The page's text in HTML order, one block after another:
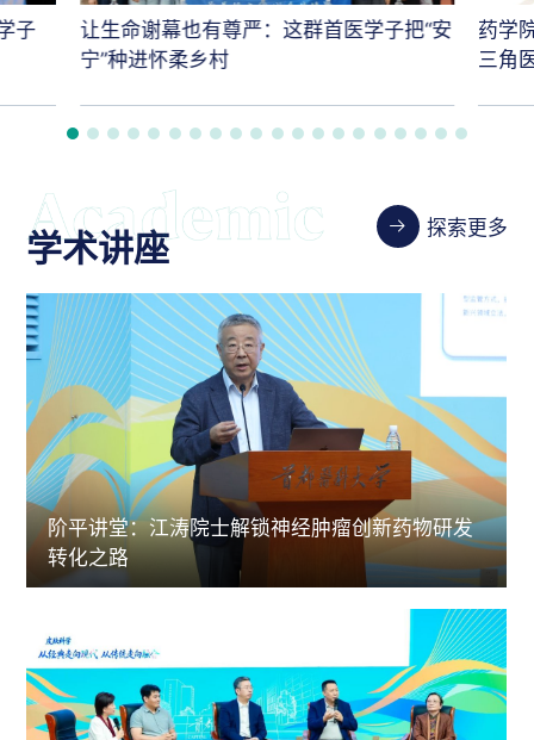
子
让生命谢幕也有尊严：这群首医学子把“安
宁”种进怀柔乡村
药学
三角
学术讲座 探索更多
阶平讲堂：江涛院士解锁神经肿瘤创新药物研发
转化之路